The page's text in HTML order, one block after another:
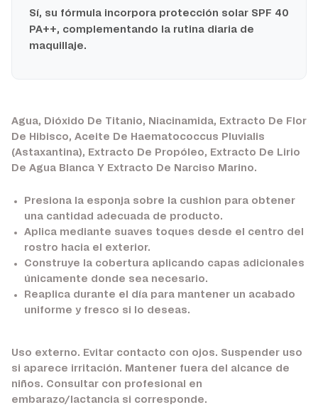
Sí, su fórmula incorpora protección solar SPF 40
PA++, complementando la rutina diaria de
maquillaje.
Agua, Dióxido De Titanio, Niacinamida, Extracto De Flor
De Hibisco, Aceite De Haematococcus Pluvialis
(Astaxantina), Extracto De Propóleo, Extracto De Lirio
De Agua Blanca Y Extracto De Narciso Marino.
Presiona la esponja sobre la cushion para obtener
una cantidad adecuada de producto.
Aplica mediante suaves toques desde el centro del
rostro hacia el exterior.
Construye la cobertura aplicando capas adicionales
únicamente donde sea necesario.
Reaplica durante el día para mantener un acabado
uniforme y fresco si lo deseas.
Uso externo. Evitar contacto con ojos. Suspender uso
si aparece irritación. Mantener fuera del alcance de
niños. Consultar con profesional en
embarazo/lactancia si corresponde.